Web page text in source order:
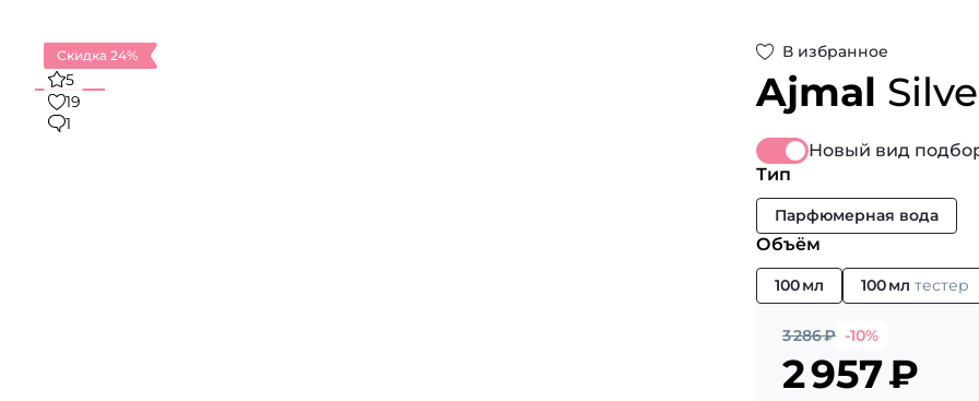
В избранное
Ajmal
Скидка 24%
5
19
1
Новый вид
Тип
Парфюмерная вода
Объём
100 мл 100 мл тестер
3 286₽ -10%
2 957₽